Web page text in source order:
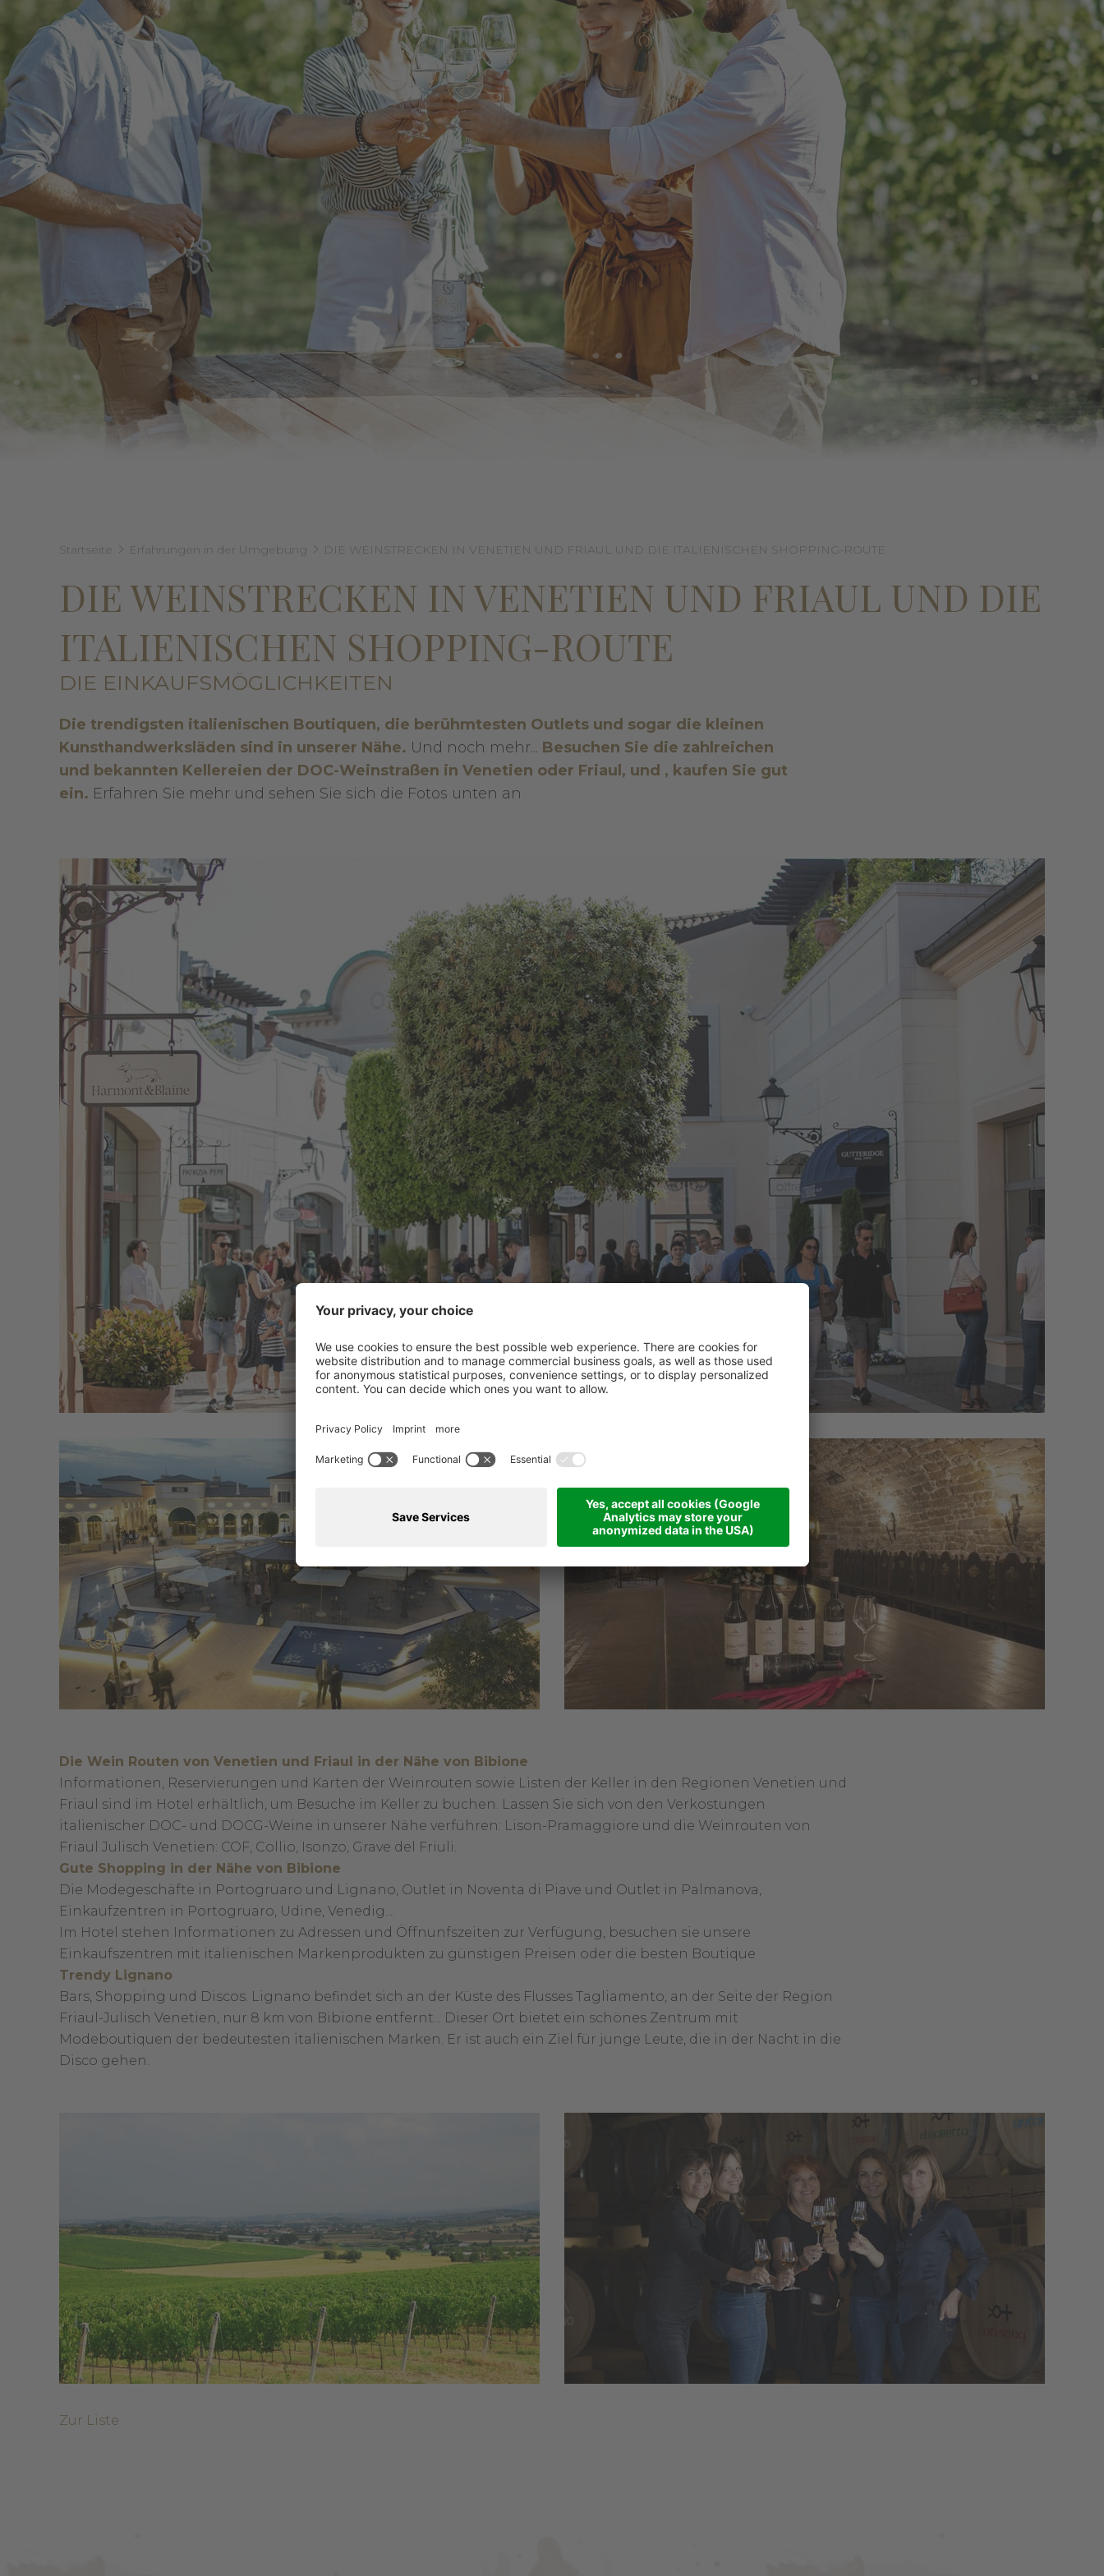
Startseite Erfahrungen in der Umgebung DIE WEINSTRECKEN IN VENETIEN UND FRIAUL UND DIE ITALIENISCHEN SHOPPING-ROUTE
DIE WEINSTRECKEN IN VENETIEN UND FRIAUL UND DIE
ITALIENISCHEN SHOPPING-ROUTE
DIE EINKAUFSMÖGLICHKEITEN
Die trendigsten italienischen Boutiquen, die berühmtesten Outlets und sogar die kleinen
Kunsthandwerksläden sind in unserer Nähe. Und noch mehr... Besuchen Sie die zahlreichen
und bekannten Kellereien der DOC-Weinstraßen in Venetien oder Friaul, und , kaufen Sie gut
ein. Erfahren Sie mehr und sehen Sie sich die Fotos unten an
Die Wein Routen von Venetien und Friaul in der Nähe von Bibione
Informationen, Reservierungen und Karten der Weinrouten sowie Listen der Keller in den Regionen Venetien und
Friaul sind im Hotel erhältlich, um Besuche im Keller zu buchen. Lassen Sie sich von den Verkostungen
italienischer DOC- und DOCG-Weine in unserer Nähe verführen: Lison-Pramaggiore und die Weinrouten von
Friaul Julisch Venetien: COF, Collio, Isonzo, Grave del Friuli.
Gute Shopping in der Nähe von Bibione
Die Modegeschäfte in Portogruaro und Lignano, Outlet in Noventa di Piave und Outlet in Palmanova,
Einkaufzentren in Portogruaro, Udine, Venedig....
Im Hotel stehen Informationen zu Adressen und Öffnunfszeiten zur Verfügung, besuchen sie unsere
Einkaufszentren mit italienischen Markenprodukten zu günstigen Preisen oder die besten Boutique
Trendy Lignano
Bars, Shopping und Discos. Lignano befindet sich an der Küste des Flusses Tagliamento, an der Seite der Region
Friaul-Julisch Venetien, nur 8 km von Bibione entfernt... Dieser Ort bietet ein schönes Zentrum mit
Modeboutiquen der bedeutesten italienischen Marken. Er ist auch ein Ziel für junge Leute, die in der Nacht in die
Disco gehen.
Zur Liste